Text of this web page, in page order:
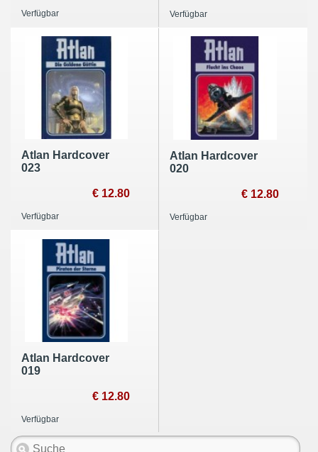
Verfügbar Verfügbar
Atlan Hardcover
023
€ 12.80
Verfügbar
Atlan Hardcover
020
€ 12.80
Verfügbar
Atlan Hardcover
019
€ 12.80
Verfügbar